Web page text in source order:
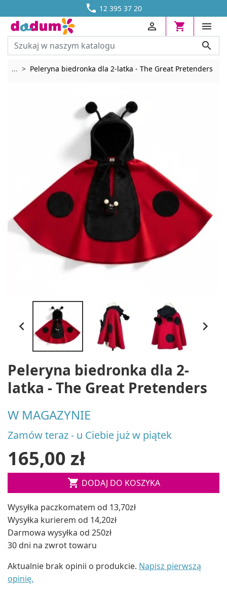
 12 395 37 20
DOSTAWA OD 13,70 ZŁ





... Rozwiń breadcrumbs
Peleryna biedronka dla 2-latka - The Great Pretenders
 
Peleryna biedronka dla 2-
latka - The Great Pretenders
W MAGAZYNIE
Zamów teraz - u Ciebie już w piątek
165,00 zł
 DODAJ DO KOSZYKA
Wysyłka paczkomatem od 13,70zł
Wysyłka kurierem od 14,20zł
Darmowa wysyłka od 250zł
30 dni na zwrot towaru
Aktualnie brak opinii o produkcie. Napisz pierwszą
opinię.